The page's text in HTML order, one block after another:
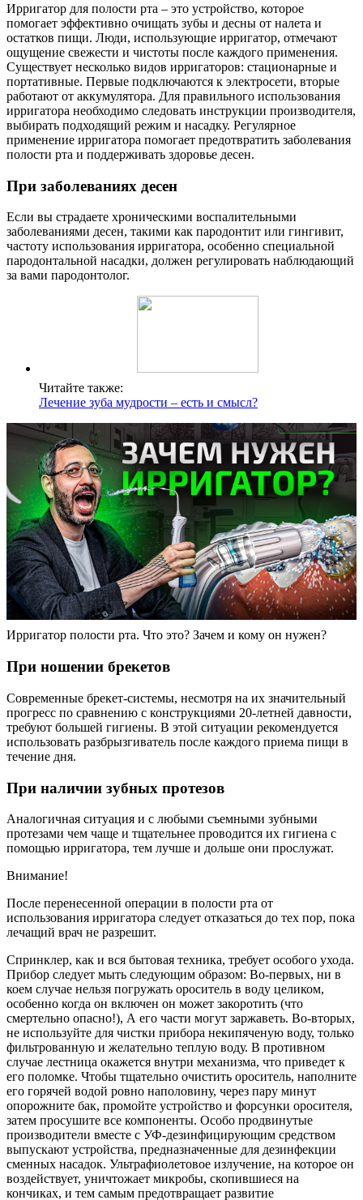
Ирригатор для полости рта – это устройство, которое
помогает эффективно очищать зубы и десны от налета и
остатков пищи. Люди, использующие ирригатор, отмечают
ощущение свежести и чистоты после каждого применения.
Существует несколько видов ирригаторов: стационарные и
портативные. Первые подключаются к электросети, вторые
работают от аккумулятора. Для правильного использования
ирригатора необходимо следовать инструкции производителя,
выбирать подходящий режим и насадку. Регулярное
применение ирригатора помогает предотвратить заболевания
полости рта и поддерживать здоровье десен.
При заболеваниях десен
Если вы страдаете хроническими воспалительными
заболеваниями десен, такими как пародонтит или гингивит,
частоту использования ирригатора, особенно специальной
пародонтальной насадки, должен регулировать наблюдающий
за вами пародонтолог.
Читайте также:
Лечение зуба мудрости – есть и смысл?
Ирригатор полости рта. Что это? Зачем и кому он нужен?
При ношении брекетов
Современные брекет-системы, несмотря на их значительный
прогресс по сравнению с конструкциями 20-летней давности,
требуют большей гигиены. В этой ситуации рекомендуется
использовать разбрызгиватель после каждого приема пищи в
течение дня.
При наличии зубных протезов
Аналогичная ситуация и с любыми съемными зубными
протезами чем чаще и тщательнее проводится их гигиена с
помощью ирригатора, тем лучше и дольше они прослужат.
Внимание!
После перенесенной операции в полости рта от
использования ирригатора следует отказаться до тех пор, пока
лечащий врач не разрешит.
Спринклер, как и вся бытовая техника, требует особого ухода.
Прибор следует мыть следующим образом: Во-первых, ни в
коем случае нельзя погружать ороситель в воду целиком,
особенно когда он включен он может закоротить (что
смертельно опасно!), А его части могут заржаветь. Во-вторых,
не используйте для чистки прибора некипяченую воду, только
фильтрованную и желательно теплую воду. В противном
случае лестница окажется внутри механизма, что приведет к
его поломке. Чтобы тщательно очистить ороситель, наполните
его горячей водой ровно наполовину, через пару минут
опорожните бак, промойте устройство и форсунки оросителя,
затем просушите все компоненты. Особо продвинутые
производители вместе с УФ-дезинфицирующим средством
выпускают устройства, предназначенные для дезинфекции
сменных насадок. Ультрафиолетовое излучение, на которое он
воздействует, уничтожает микробы, скопившиеся на
кончиках, и тем самым предотвращает развитие